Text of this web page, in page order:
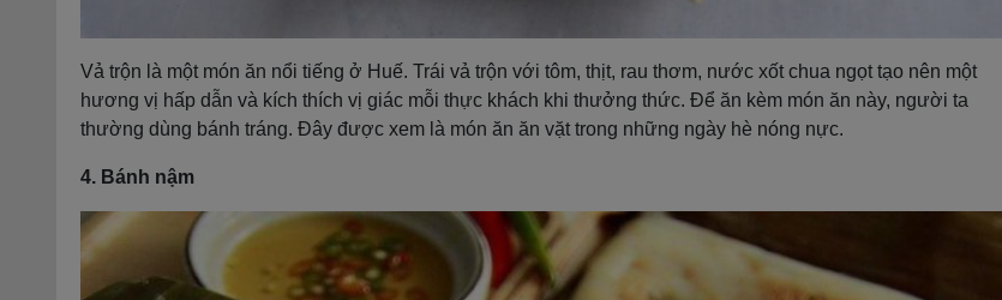
Vả trộn là một món ăn nổi tiếng ở Huế. Trái vả trộn với tôm, thịt, rau thơm, nước xốt chua ngọt tạo nên một
hương vị hấp dẫn và kích thích vị giác mỗi thực khách khi thưởng thức. Để ăn kèm món ăn này, người ta
thường dùng bánh tráng. Đây được xem là món ăn ăn vặt trong những ngày hè nóng nực.
4. Bánh nậm